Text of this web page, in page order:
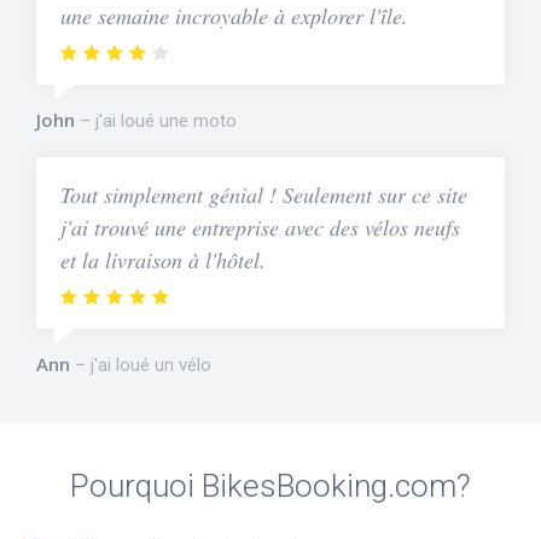
une semaine incroyable à explorer l'île.
John j'ai loué une moto
Tout simplement génial ! Seulement sur ce site
j'ai trouvé une entreprise avec des vélos neufs
et la livraison à l'hôtel.
Ann j'ai loué un vélo
Pourquoi BikesBooking.com?